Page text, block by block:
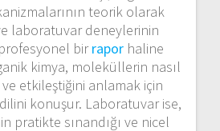
teorik olarak
laboratuvar deneylerinin
birraporhaline
kimya, moleküllerin nasıl
etkileştiğini anlamak için
konuşur. Laboratuvar ise,
pratikte sınandığı ve nicel